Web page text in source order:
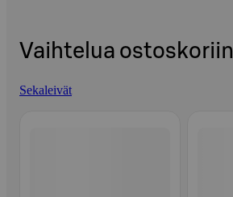
Vaihtelua ostoskoriin
Sekaleivät